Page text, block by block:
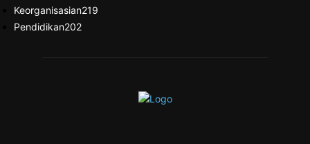
Keorganisasian219
Pendidikan202